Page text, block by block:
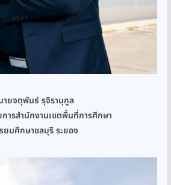
ายจตุพันธ์ รุจิรานุกูล
ารสำนักงานเขตพื้นที่การศึกษา
ยมศึกษาชลบุรี ระยอง